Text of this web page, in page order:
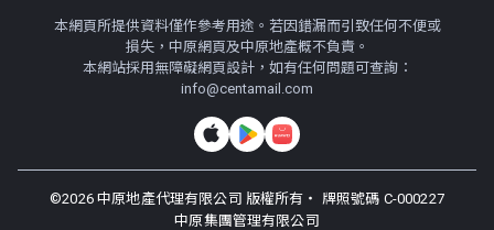
本網頁所提供資料僅作參考用途。若因錯漏而引致任何不便或
損失，中原網頁及中原地產概不負責。
本網站採用無障礙網頁設計，如有任何問題可查詢：
info@centamail.com
©2026中原地產代理有限公司 版權所有・ 牌照號碼 C-000227
中原集團管理有限公司